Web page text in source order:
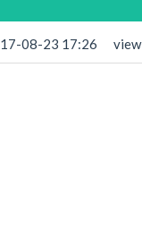
17-08-23 17:26 view